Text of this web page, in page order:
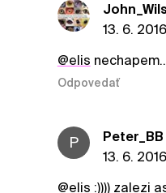
13. 6.
@elis
Odpovedať
P
Peter_BB
13. 6.
@elis :)))) zalezi